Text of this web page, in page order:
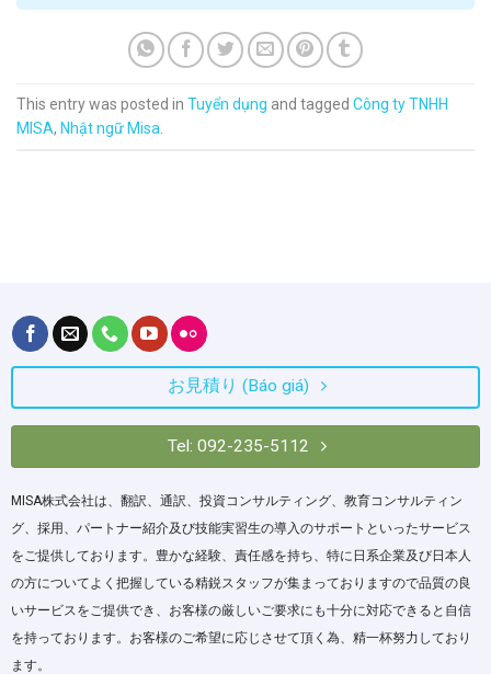
This entry was posted in Tuyển dụng and tagged Công ty TNHH
MISA, Nhật ngữ Misa
お見積り (Báo giá)
Tel: 092-235-5112
MISA株式会社は、翻訳、通訳、投資コンサルティング、教育コンサルティン
グ、採用、パートナー紹介及び技能実習生の導入のサポートといったサービス
をご提供しております。豊かな経験、責任感を持ち、特に日系企業及び日本人
の方についてよく把握している精鋭スタッフが集まっておりますので品質の良
いサービスをご提供でき、お客様の厳しいご要求にも十分に対応できると自信
を持っております。お客様のご希望に応じさせて頂く為、精一杯努力しており
ます。